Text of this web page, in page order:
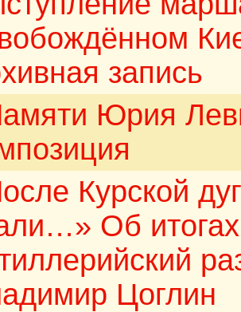
запись
Юрия
Курской
Об
Цоглин